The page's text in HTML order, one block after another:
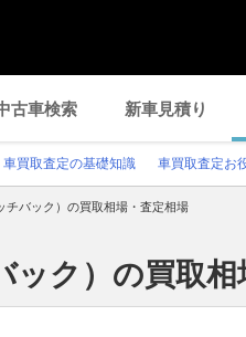
古車検索 新車見積り
車買取査定の基礎知識 車買取査定お
チバック）の買取相場・査定相場
ク）の買取相